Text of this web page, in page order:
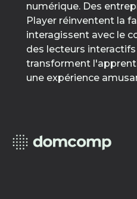
numérique. Des
Player réinventent la
interagissent avec le
des lecteurs interactifs
transforment
une expérience